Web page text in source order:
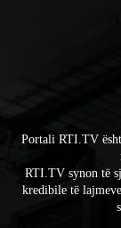
Portali RTI.TV
RTI.TV synon të
kredibile të